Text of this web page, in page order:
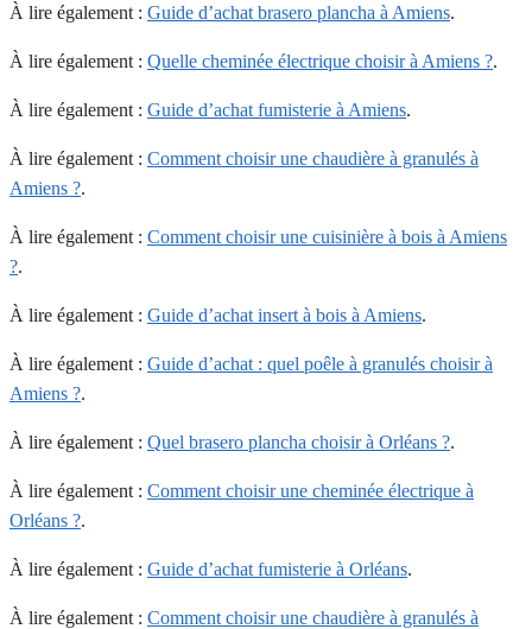
À lire également : Guide d’achat brasero plancha à Amiens.
À lire également : Quelle cheminée électrique choisir à Amiens ?.
À lire également : Guide d’achat fumisterie à Amiens.
À lire également : Comment choisir une chaudière à granulés à
Amiens ?.
À lire également : Comment choisir une cuisinière à bois à Amiens
?.
À lire également : Guide d’achat insert à bois à Amiens.
À lire également : Guide d’achat : quel poêle à granulés choisir à
Amiens ?.
À lire également : Quel brasero plancha choisir à Orléans ?.
À lire également : Comment choisir une cheminée électrique à
Orléans ?.
À lire également : Guide d’achat fumisterie à Orléans.
À lire également : Comment choisir une chaudière à granulés à